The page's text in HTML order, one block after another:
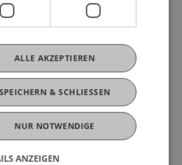
Offenlegungsverordnung (SFDR)
auf Kriterien zur Beurteilung von
beleuchtet. Es stellt sich
Anstieg an ESG Daten und
Transparenz schafft und
reduziert oder
in Form einer zunehmenden
Verunsicherung mit sich bringt.
wird auch auf die Rolle von
SPEICHERN & SCHLIESSEN
ALLE AKZEPTIEREN
NUR NOTWENDIGE
ANZEIGEN